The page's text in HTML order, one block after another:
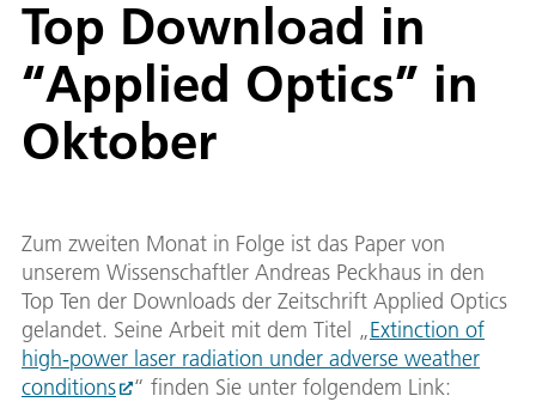
Top Download in
“Applied Optics” in
Oktober
Zum zweiten Monat in Folge ist das Paper von
unserem Wissenschaftler Andreas Peckhaus in den
Top Ten der Downloads der Zeitschrift Applied Optics
gelandet. Seine Arbeit mit dem Titel „Extinction of
high-power laser radiation under adverse weather
conditions
“ finden Sie unter folgendem Link: